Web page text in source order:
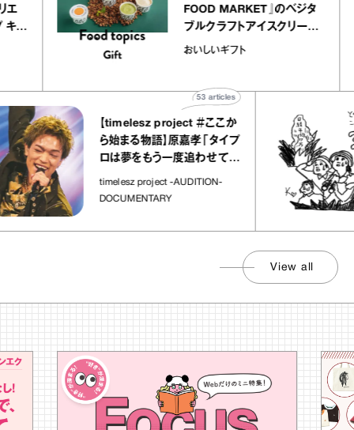
アトリエ
レープ キャ
FOOD MARKET』のベジタ
ブルクラフトアイスクリーム
｜真野知子の「おいしいギ
おいしいギフト
【timelesz project ＃ここか
ら始まる物語】原嘉孝「タイプ
ロは夢をもう一度追わせてく
れた場所」
timelesz project -AUDITION-
DOCUMENTARY
articles
View all